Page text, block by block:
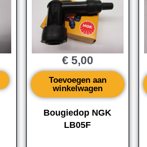
Bougiedop NGK
LB05F
€5,00
Toevoegen aan
winkelwagen